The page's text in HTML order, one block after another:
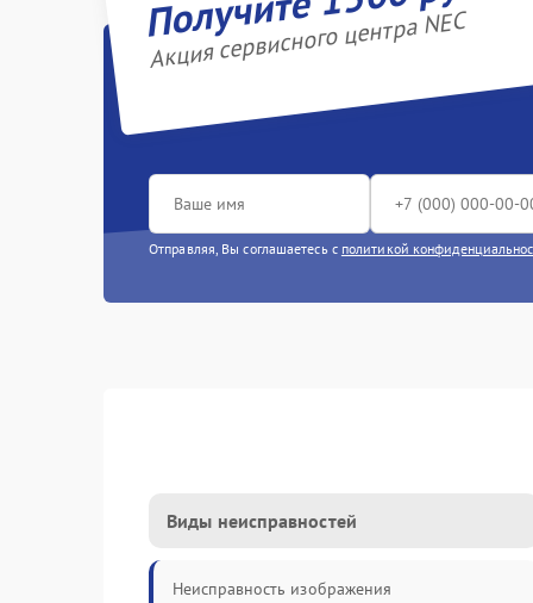
Акция сервисного центра NEC
Отправляя, Вы соглашаетесь с политикой
Виды неисправностей
Неисправность изображения